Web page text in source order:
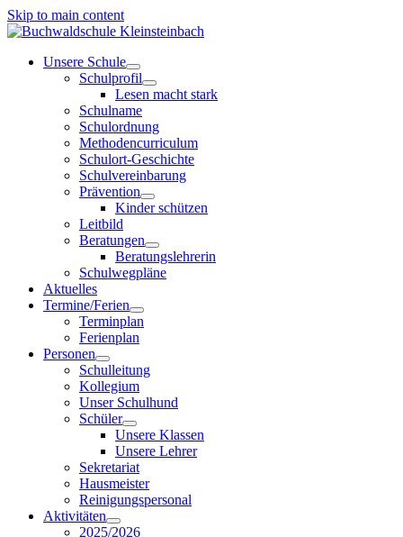
Skip to main content
Unsere Schule
Schulprofil
Lesen macht stark
Schulname
Schulordnung
Methodencurriculum
Schulort-Geschichte
Schulvereinbarung
Prävention
Kinder schützen
Leitbild
Beratungen
Beratungslehrerin
Schulwegpläne
Aktuelles
Termine/Ferien
Terminplan
Ferienplan
Personen
Schulleitung
Kollegium
Unser Schulhund
Schüler
Unsere Klassen
Unsere Lehrer
Sekretariat
Hausmeister
Reinigungspersonal
Aktivitäten
2025/2026